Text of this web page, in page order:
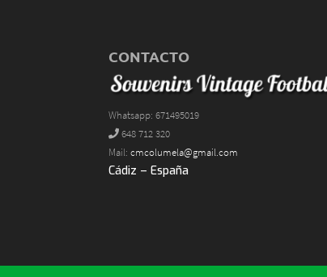
CONTACTO
Whatsapp: 671495019
648 712 320
Mail:cmcolumela@gmail.com
Cádiz – España